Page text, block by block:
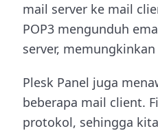
mail server ke mail
POP3 mengunduh
server,
Plesk Panel juga
beberapa mail client.
protokol, sehingga